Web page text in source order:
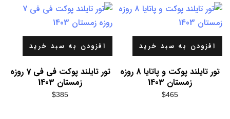
افزودن به سبد خرید
تور تایلند پوکت و پاتایا 8 روزه
زمستان 1403
$465
افزودن به سبد خرید
تور تایلند پوکت فی فی 7 روزه
زمستان 1403
$385